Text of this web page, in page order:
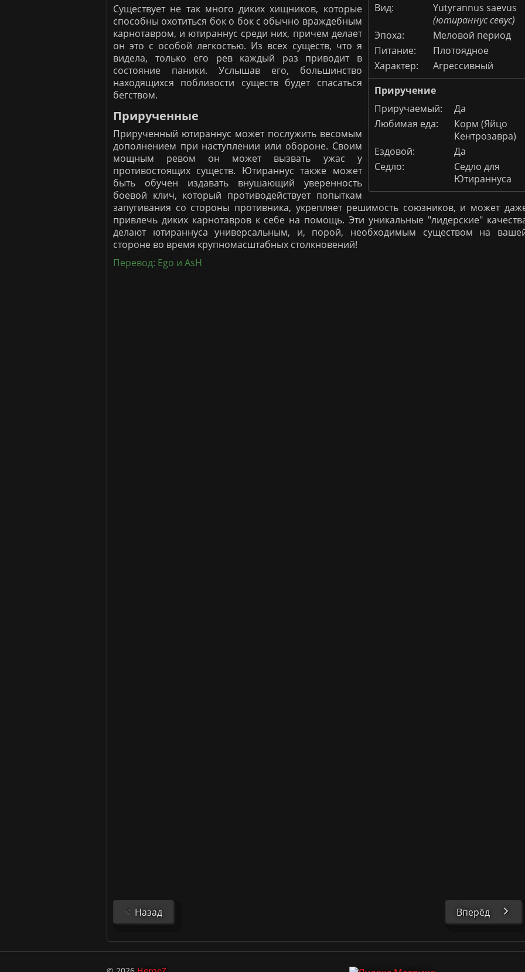
Вид:
Yutyrannus saevus
(ютираннус севус)
Эпоха:
Меловой период
Питание:
Плотоядное
Характер:
Агрессивный
Приручение
Приручаемый:
Да
Любимая еда:
Корм (Яйцо
Кентрозавра)
Ездовой:
Да
Седло:
Седло для
Ютираннуса
Существует не так много диких хищников, которые
способны охотиться бок о бок с обычно враждебным
карнотавром, и ютираннус среди них, причем делает
он это с особой легкостью. Из всех существ, что я
видела, только его рев каждый раз приводит в
состояние паники. Услышав его, большинство
находящихся поблизости существ будет спасаться
бегством.
Прирученные
Прирученный ютираннус может послужить весомым
дополнением при наступлении или обороне. Своим
мощным ревом он может вызвать ужас у
противостоящих существ. Ютираннус также может
быть обучен издавать внушающий уверенность
боевой клич, который противодействует попыткам
запугивания со стороны противника, укрепляет решимость союзников, и может
привлечь диких карнотавров к себе на помощь. Эти уникальные "лидерские"
делают ютираннуса универсальным, и, порой, необходимым существом на
стороне во время крупномасштабных столкновений!
Перевод: Ego и AsH
Назад Вперёд